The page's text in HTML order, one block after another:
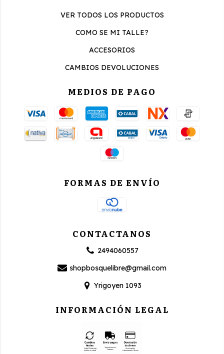
VER TODOS LOS PRODUCTOS
COMO SE MI TALLE?
ACCESORIOS
CAMBIOS DEVOLUCIONES
MEDIOS DE PAGO
FORMAS DE ENVÍO
CONTACTANOS
2494060557
shopbosquelibre@gmail.com
Yrigoyen 1093
INFORMACIÓN LEGAL